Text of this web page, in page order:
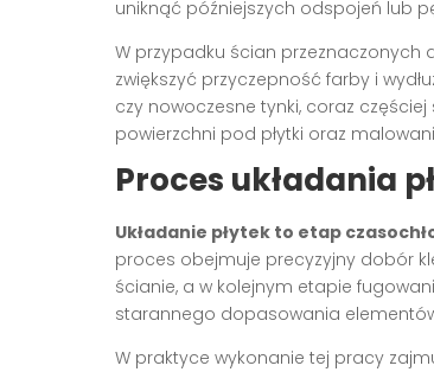
uniknąć późniejszych odspojeń lub
W przypadku ścian przeznaczonych
zwiększyć przyczepność farby i
czy nowoczesne tynki, coraz
powierzchni pod płytki oraz
Proces układania
Układanie płytek to etap
proces obejmuje precyzyjny dobór
ścianie, a w kolejnym etapie
starannego dopasowania
W praktyce wykonanie tej pracy